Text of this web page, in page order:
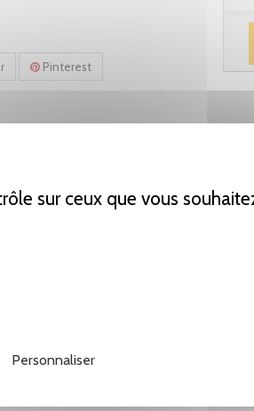
sur ceux que vous
Personnaliser
Pinterest